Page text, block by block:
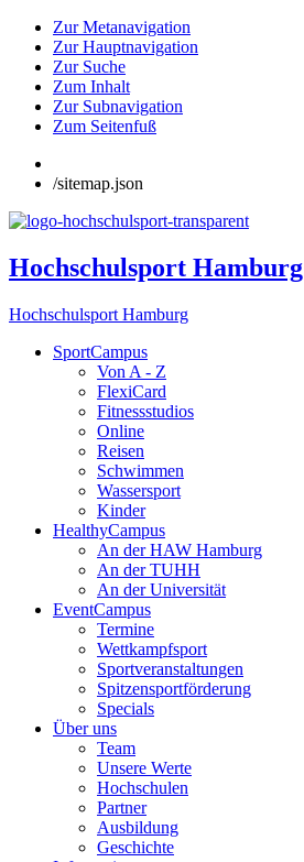
Zur Metanavigation
Zur Hauptnavigation
Zur Suche
Zum Inhalt
Zur Subnavigation
Zum Seitenfuß
/sitemap.json
Hochschulsport Hamburg
Hochschulsport Hamburg
SportCampus
Von A - Z
FlexiCard
Fitnessstudios
Online
Reisen
Schwimmen
Wassersport
Kinder
HealthyCampus
An der HAW Hamburg
An der TUHH
An der Universität
EventCampus
Termine
Wettkampfsport
Sportveranstaltungen
Spitzensportförderung
Specials
Über uns
Team
Unsere Werte
Hochschulen
Partner
Ausbildung
Geschichte